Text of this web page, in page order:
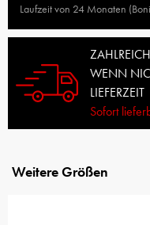
Laufzeit von 24 Monaten
WENN
LIEFERZEIT
Sofort
Weitere Größen